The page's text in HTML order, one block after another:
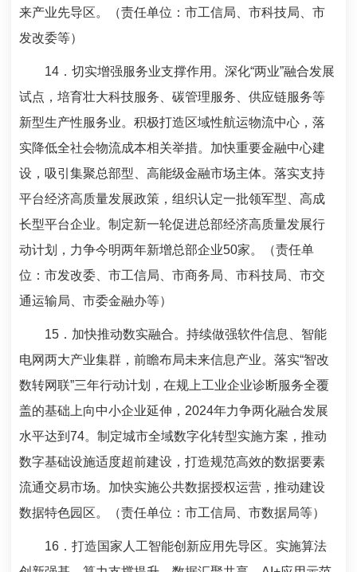
来产业先导区。（责任单位：市工信局、市科技局、市
发改委等）
14 ．切实增强服务业支撑作用。深化“两业”融合发展
试点，培育壮大科技服务、碳管理服务、供应链服务等
新型生产性服务业。积极打造区域性航运物流中心，落
实降低全社会物流成本相关举措。加快重要金融中心建
设，吸引集聚总部型、高能级金融市场主体。落实支持
平台经济高质量发展政策，组织认定一批领军型、高成
长型平台企业。制定新一轮促进总部经济高质量发展行
动计划，力争今明两年新增总部企业50家。（责任单
位：市发改委、市工信局、市商务局、市科技局、市交
通运输局、市委金融办等）
15 ．加快推动数实融合。持续做强软件信息、智能
电网两大产业集群，前瞻布局未来信息产业。落实“智改
数转网联”三年行动计划，在规上工业企业诊断服务全覆
盖的基础上向中小企业延伸， 2024年力争两化融合发展
水平达到74。制定城市全域数字化转型实施方案，推动
数字基础设施适度超前建设，打造规范高效的数据要素
流通交易市场。加快实施公共数据授权运营，推动建设
数据特色园区。（责任单位：市工信局、市数据局等）
16 ．打造国家人工智能创新应用先导区。实施算法